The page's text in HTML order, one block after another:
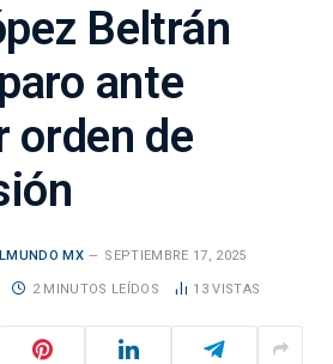
Beltrán
ante
orden de
MX SEPTIEMBRE 17, 2025
2 MINUTOS LEÍDOS 13VISTAS